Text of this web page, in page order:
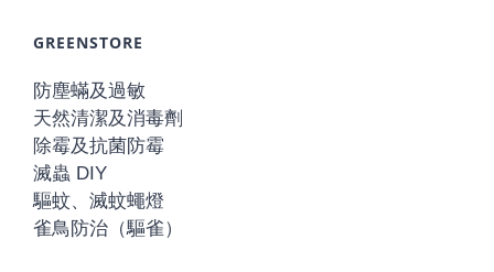
GREENSTORE
防塵蟎及過敏
天然清潔及消毒劑
除霉及抗菌防霉
滅蟲 DIY
驅蚊、滅蚊蠅燈
雀鳥防治（驅雀）